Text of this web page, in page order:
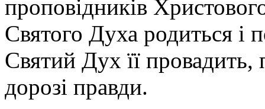
проповідників
Святого Духа родиться і
Святий Дух її провадить,
дорозі правди.